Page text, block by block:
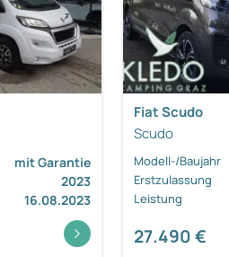
mit Garantie
2023
16.08.2023
Fiat Scudo
Scudo
Modell-/Baujahr
Erstzulassung
Leistung
27.490 €